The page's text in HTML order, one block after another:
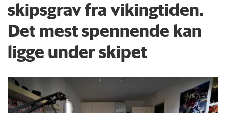
skipsgrav fra vikingtiden.
Det mest spennende kan
ligge under skipet